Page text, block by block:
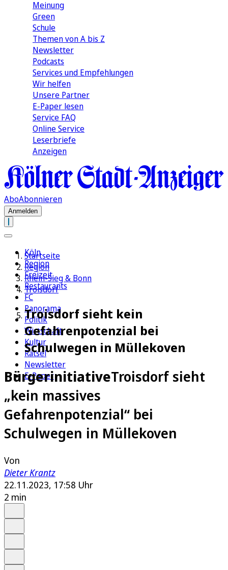
Meinung
Green
Schule
Themen von A bis Z
Newsletter
Podcasts
Services und Empfehlungen
Wir helfen
Unsere Partner
E-Paper lesen
Service FAQ
Online Service
Leserbriefe
Anzeigen
AboAbonnieren
Anmelden
Köln
Region
Freizeit
Restaurants
FC
Panorama
Politik
Wirtschaft
Kultur
Rätsel
Newsletter
E-Paper
Startseite
Region
Rhein-Sieg & Bonn
Troisdorf
Troisdorf sieht kein
Gefahrenpotenzial bei
Schulwegen in Müllekoven
BürgerinitiativeTroisdorf sieht
„kein massives
Gefahrenpotenzial“ bei
Schulwegen in Müllekoven
Von
Dieter Krantz
22.11.2023, 17:58 Uhr
2 min